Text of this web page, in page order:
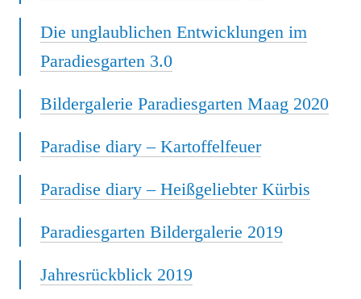
Die unglaublichen Entwicklungen im
Paradiesgarten 3.0
Bildergalerie Paradiesgarten Maag 2020
Paradise diary – Kartoffelfeuer
Paradise diary – Heißgeliebter Kürbis
Paradiesgarten Bildergalerie 2019
Jahresrückblick 2019